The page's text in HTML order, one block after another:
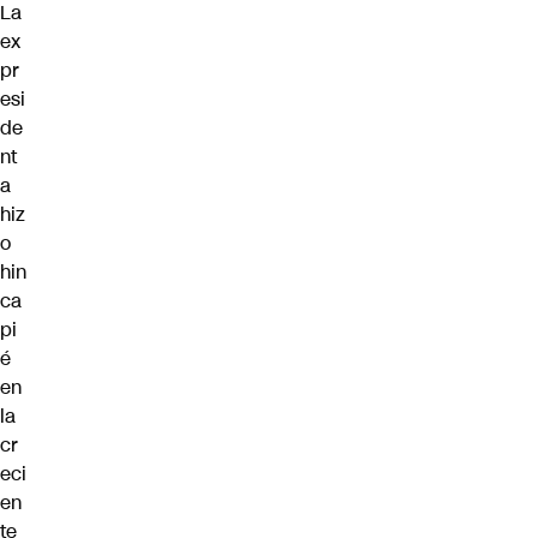
La
ex
pr
esi
de
nt
a
hiz
o
hin
ca
pi
é
en
la
cr
eci
en
te